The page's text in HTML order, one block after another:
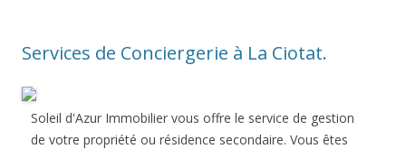
Services de Conciergerie à La Ciotat.
Soleil d'Azur Immobilier vous offre le service de gestion
de votre propriété ou résidence secondaire. Vous êtes